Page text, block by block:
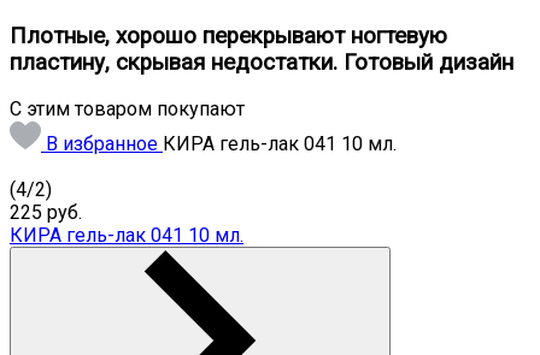
Плотные, хорошо перекрывают ногтевую
пластину, скрывая недостатки. Готовый дизайн
С этим товаром покупают
В избранное КИРА гель-лак 041 10 мл.
(4/2)
225 руб.
КИРА гель-лак 041 10 мл.